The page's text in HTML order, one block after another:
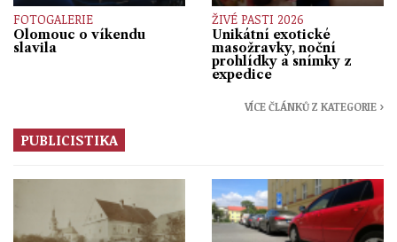
FOTOGALERIE
Olomouc o víkendu
slavila
ŽIVÉ PASTI 2026
Unikátní exotické
masožravky, noční
prohlídky a snímky z
expedice
VÍCE ČLÁNKŮ Z KATEGORIE ›
PUBLICISTIKA